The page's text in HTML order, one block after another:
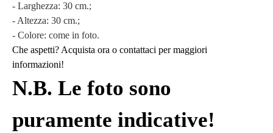
- Larghezza: 30 cm.;
- Altezza: 30 cm.;
- Colore: come in foto.
Che aspetti? Acquista ora o contattaci per maggiori
informazioni!
N.B. Le foto sono
puramente indicative!